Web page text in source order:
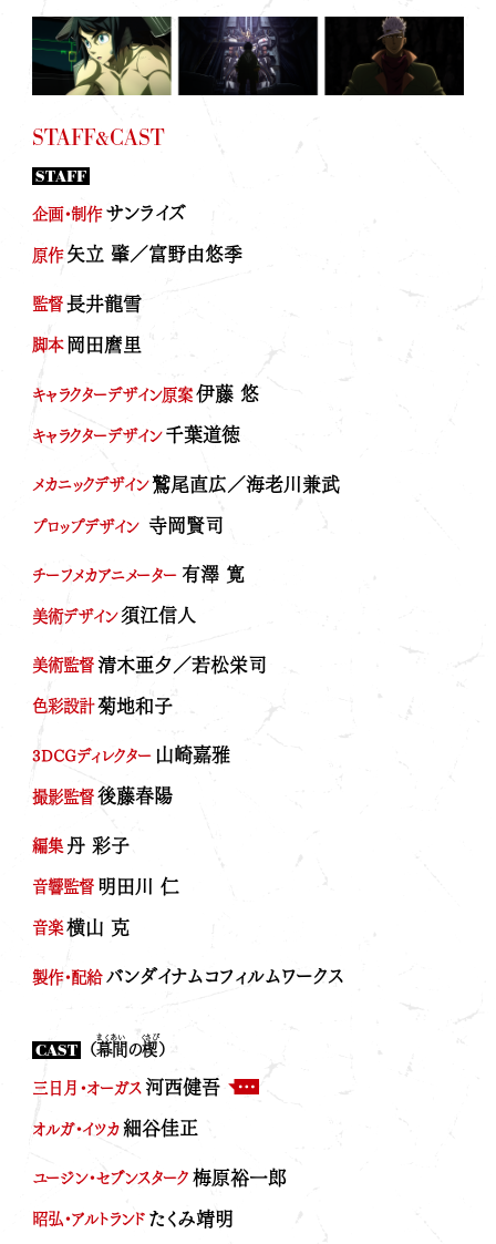
STAFF&CAST
STAFF
企画・制作 サンライズ
原作 矢立 肇／富野由悠季
監督 長井龍雪
脚本 岡田麿里
キャラクターデザイン原案 伊藤 悠
キャラクターデザイン 千葉道徳
メカニックデザイン 鷲尾直広／海老川兼武
プロップデザイン 寺岡賢司
チーフメカアニメーター 有澤 寛
美術デザイン 須江信人
美術監督 清木亜夕／若松栄司
色彩設計 菊地和子
3DCGディレクター 山崎嘉雅
撮影監督 後藤春陽
編集 丹 彩子
音響監督 明田川 仁
音楽 横山 克
製作・配給 バンダイナムコフィルムワークス
CAST （幕間
まくあい
の楔
くさび
）
三日月・オーガス 河西健吾
オルガ・イツカ 細谷佳正
ユージン・セブンスターク 梅原裕一郎
昭弘・アルトランド たくみ靖明